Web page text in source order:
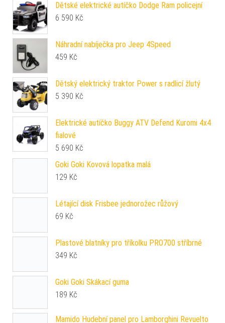
Dětské elektrické autíčko Dodge Ram policejní
6 590 Kč
Náhradní nabíječka pro Jeep 4Speed
459 Kč
Dětský elektrický traktor Power s radlicí žlutý
5 390 Kč
Elektrické autíčko Buggy ATV Defend Kuromi 4x4
fialové
5 690 Kč
Goki Goki Kovová lopatka malá
129 Kč
Létající disk Frisbee jednorožec růžový
69 Kč
Plastové blatníky pro tříkolku PRO700 stříbrné
349 Kč
Goki Goki Skákací guma
189 Kč
Mamido Hudební panel pro Lamborghini Revuelto